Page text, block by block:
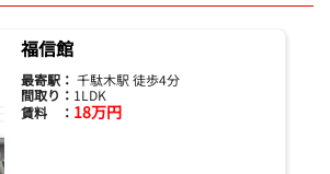
福信館
最寄駅： 千駄木駅 徒歩4分
間取り： 1LDK
賃料 ： 18万円